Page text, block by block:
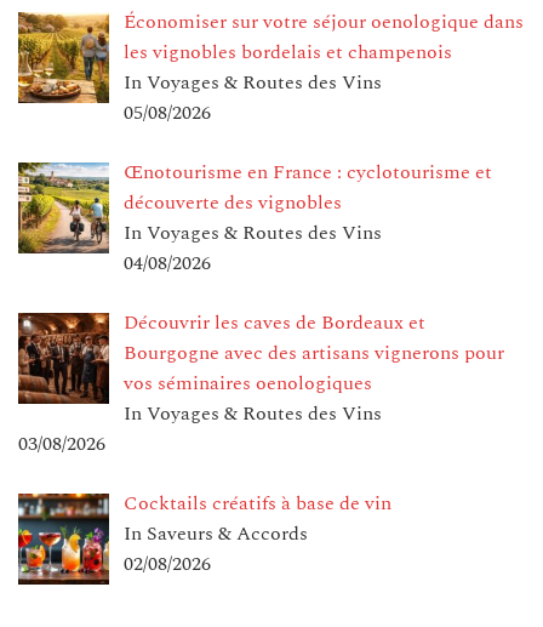
Économiser sur votre séjour oenologique dans
les vignobles bordelais et champenois
In Voyages & Routes des Vins
05/08/2026
Œnotourisme en France : cyclotourisme et
découverte des vignobles
In Voyages & Routes des Vins
04/08/2026
Découvrir les caves de Bordeaux et
Bourgogne avec des artisans vignerons pour
vos séminaires oenologiques
In Voyages & Routes des Vins
03/08/2026
Cocktails créatifs à base de vin
In Saveurs & Accords
02/08/2026